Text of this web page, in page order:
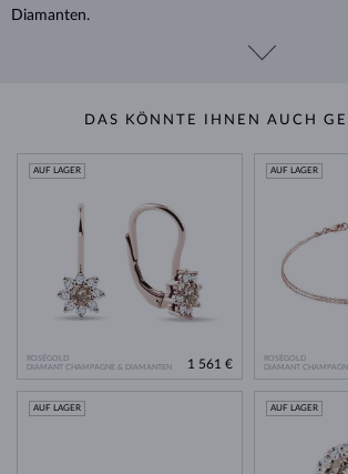
Diamanten.
DAS KÖNNTE IHNEN AUCH
ROSÉGOLD
DIAMANT CHAMPAGNE & DIAMANTEN
AUF LAGER
1 561 €
ROSÉGOLD
DIAMANT
AUF LAGER
AUF LAGER AUF LAGER